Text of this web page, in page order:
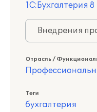
1С:Бухгалтерия 8
Внедрения
Отрасль /
Теги
бухгалтерия